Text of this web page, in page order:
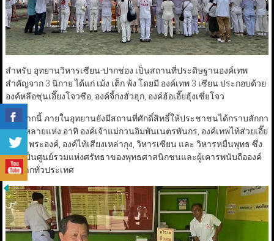
สำหรับ อุทยานวิหารเซียน-ปากช่อง เป็นสถานที่ประดิษฐานองค์เทพ
สำคัญจาก 3 นิกาย ได้แก่ เม้ง เต็ก พ้ง โดยมี องค์เทพ 3 เซียน ประกอบด้วย
องค์หลือซุนเอี๊ยงโจวซือ, องค์จี้กงฮั่วฮุก, องค์ฮ้อเอี๊ยฮุ้งเซี่ยโจว
นอกจากนี้ ภายในอุทยานยังมีสถานที่ศักดิ์สิทธิ์ให้ประชาชนได้กราบสักกา
ระอีกหลายแห่ง อาทิ องค์เจ้าแม่กวนอิมพันเนตรพันกร, องค์เทพไท้ส่วยเอี๊ย
ทั้ง 60 พระองค์, องค์ไท้เสียงเหล่ากุง, วิหารเซียน และ วิหารหมื่นพุทธ ซึ่ง
ล้วนเป็นศูนย์รวมแห่งศรัทธาของพุทธศาสนิกชนและผู้เคารพนับถือองค์
เทพจากทั่วประเทศ